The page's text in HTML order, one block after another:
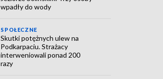
wpadły do wody
SPOŁECZNE
Skutki potężnych ulew na
Podkarpaciu. Strażacy
interweniowali ponad 200
razy